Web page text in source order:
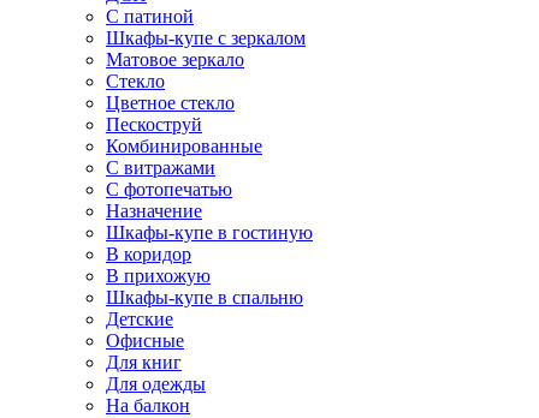
С патиной
Шкафы-купе с зеркалом
Матовое зеркало
Стекло
Цветное стекло
Пескоструй
Комбинированные
С витражами
С фотопечатью
Назначение
Шкафы-купе в гостиную
В коридор
В прихожую
Шкафы-купе в спальню
Детские
Офисные
Для книг
Для одежды
На балкон